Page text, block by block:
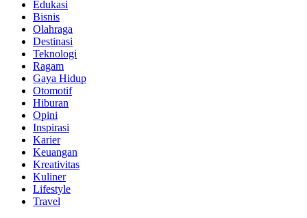
Edukasi
Bisnis
Olahraga
Destinasi
Teknologi
Ragam
Gaya Hidup
Otomotif
Hiburan
Opini
Inspirasi
Karier
Keuangan
Kreativitas
Kuliner
Lifestyle
Travel